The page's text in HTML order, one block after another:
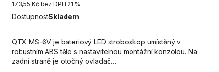
173,55 Kč bez DPH 21 %
DostupnostSkladem
QTX MS-6V je bateriový LED stroboskop umístěný v
robustním ABS těle s nastavitelnou montážní konzolou. Na
zadní straně je otočný ovladač…